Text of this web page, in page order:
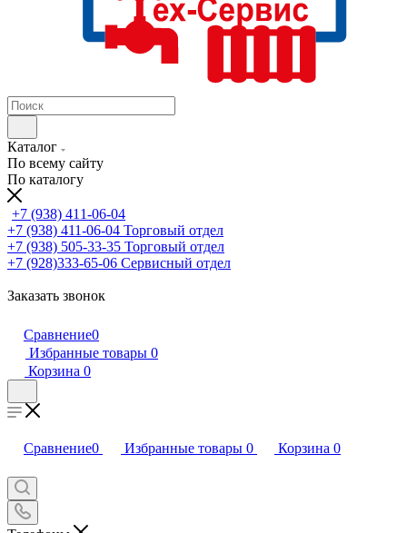
Каталог
По всему сайту
По каталогу
+7 (938) 411-06-04
+7 (938) 411-06-04 Торговый отдел
+7 (938) 505-33-35 Торговый отдел
+7 (928)333-65-06 Сервисный отдел
Заказать звонок
Сравнение0
Избранные товары 0
Корзина 0
Сравнение0 Избранные товары 0 Корзина 0